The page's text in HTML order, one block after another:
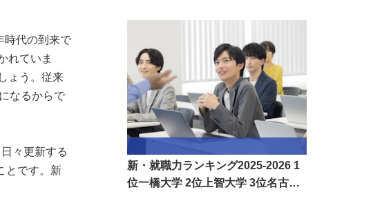
時代の到来で
れていま
ょう。従来
なるからで
々更新する
とです。新
新・就職力ランキング2025-2026 1
位一橋大学 2位上智大学 3位名古…